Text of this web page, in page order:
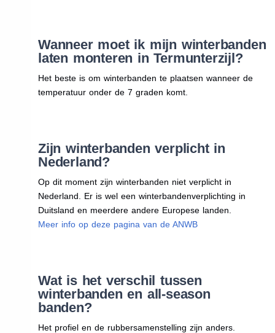
Wanneer moet ik mijn winterbanden
laten monteren in Termunterzijl?
Het beste is om winterbanden te plaatsen wanneer de
temperatuur onder de 7 graden komt.
Zijn winterbanden verplicht in
Nederland?
Op dit moment zijn winterbanden niet verplicht in
Nederland. Er is wel een winterbandenverplichting in
Duitsland en meerdere andere Europese landen.
Meer info op deze pagina van de ANWB
Wat is het verschil tussen
winterbanden en all-season
banden?
Het profiel en de rubbersamenstelling zijn anders.